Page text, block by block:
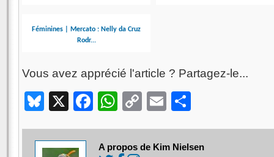
Féminines | Mercato : Nelly da Cruz
Rodr...
Vous avez apprécié l'article ? Partagez-le...
Bluesky
X Facebook
WhatsApp
CopyEmail
A propos de Kim Nielsen